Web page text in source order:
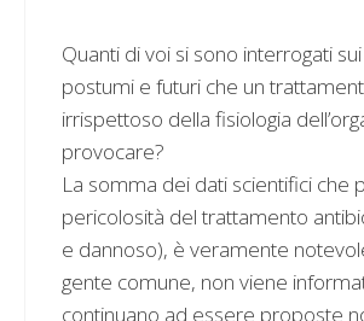
Quanti di voi si sono interrogati
postumi e futuri che un
irrispettoso della fisiologia
provocare?
La somma dei dati scientifici che
pericolosità del trattamento
e dannoso), è veramente
gente comune, non viene
continuano ad essere proposte